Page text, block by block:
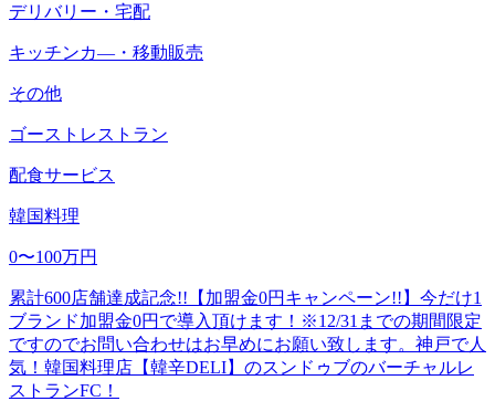
デリバリー・宅配
キッチンカ―・移動販売
その他
ゴーストレストラン
配食サービス
韓国料理
0〜100万円
累計600店舗達成記念!!【加盟金0円キャンペーン!!】今だけ1
ブランド加盟金0円で導入頂けます！※12/31までの期間限定
ですのでお問い合わせはお早めにお願い致します。神戸で人
気！韓国料理店【韓辛DELI】のスンドゥブのバーチャルレ
ストランFC！